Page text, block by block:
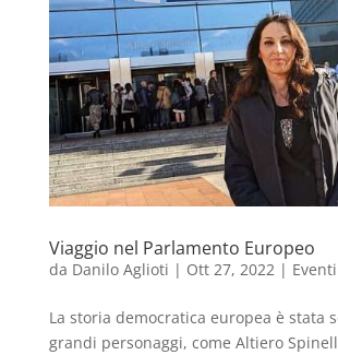
Viaggio nel Parlamento Europeo
da Danilo Aglioti | Ott 27, 2022 | Eventi
La storia democratica europea è stata
grandi personaggi, come Altiero